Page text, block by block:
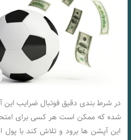
در شرط بندی دقیق فوتبال ضرایب
شده که ممکن است هر کسی برای
این آپشن ها برود و تلاش کند با پول